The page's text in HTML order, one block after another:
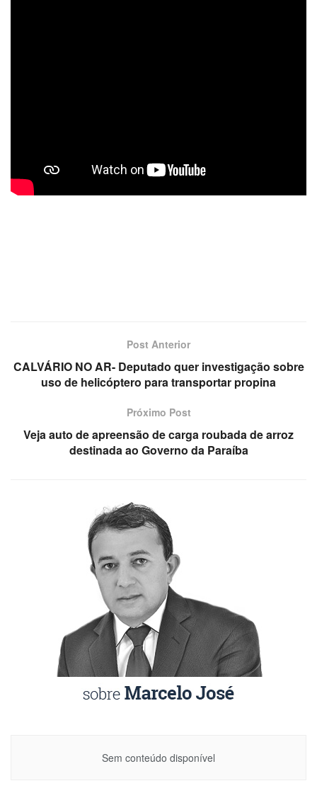
Post Anterior
CALVÁRIO NO AR- Deputado quer investigação sobre
uso de helicóptero para transportar propina
Próximo Post
Veja auto de apreensão de carga roubada de arroz
destinada ao Governo da Paraíba
Sem conteúdo disponível